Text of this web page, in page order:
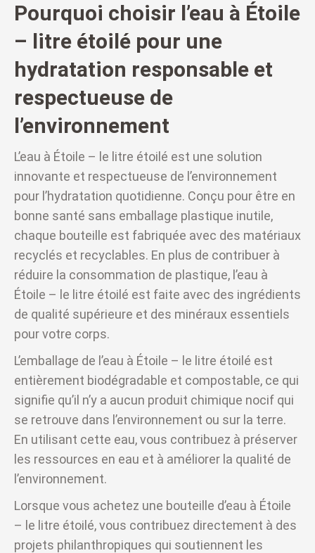
Pourquoi choisir l’eau à Étoile
– litre étoilé pour une
hydratation responsable et
respectueuse de
l’environnement
L’eau à Étoile – le litre étoilé est une solution
innovante et respectueuse de l’environnement
pour l’hydratation quotidienne. Conçu pour être en
bonne santé sans emballage plastique inutile,
chaque bouteille est fabriquée avec des matériaux
recyclés et recyclables. En plus de contribuer à
réduire la consommation de plastique, l’eau à
Étoile – le litre étoilé est faite avec des ingrédients
de qualité supérieure et des minéraux essentiels
pour votre corps.
L’emballage de l’eau à Étoile – le litre étoilé est
entièrement biodégradable et compostable, ce qui
signifie qu’il n’y a aucun produit chimique nocif qui
se retrouve dans l’environnement ou sur la terre.
En utilisant cette eau, vous contribuez à préserver
les ressources en eau et à améliorer la qualité de
l’environnement.
Lorsque vous achetez une bouteille d’eau à Étoile
– le litre étoilé, vous contribuez directement à des
projets philanthropiques qui soutiennent les